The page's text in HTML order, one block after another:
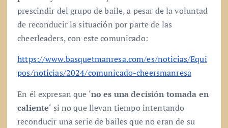
prescindir del grupo de baile, a pesar de la voluntad
de reconducir la situación por parte de las
cheerleaders, con este comunicado:
https://www.basquetmanresa.com/es/noticias/Equi
pos/noticias/2024/comunicado-cheersmanresa
En él expresan que ‘no es una decisión tomada en
caliente‘ si no que llevan tiempo intentando
reconducir una serie de bailes que no eran de su